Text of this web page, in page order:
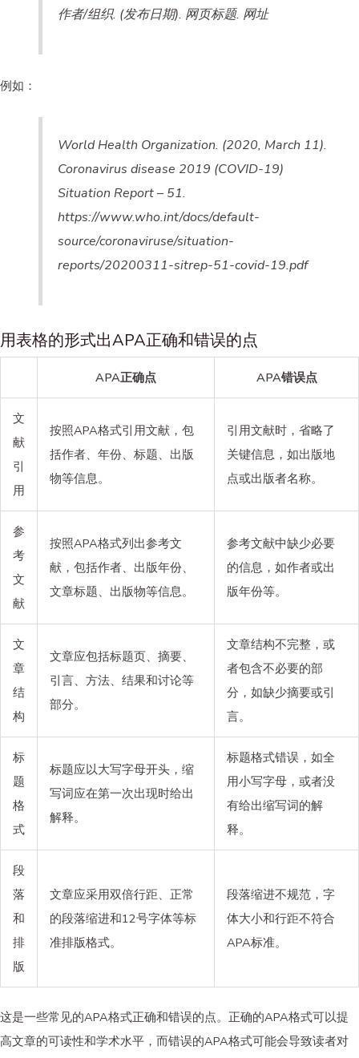
作者/组织. (发布日期). 网页标题. 网址
例如：
World Health Organization. (2020, March 11).
Coronavirus disease 2019 (COVID-19)
Situation Report – 51.
https://www.who.int/docs/default-
source/coronaviruse/situation-
reports/20200311-sitrep-51-covid-19.pdf
用表格的形式出APA正确和错误的点
APA正确点 APA错误点
文
献
引
用
按照APA格式引用文献，包
括作者、年份、标题、出版
物等信息。
引用文献时，省略了
关键信息，如出版地
点或出版者名称。
参
考
文
献
按照APA格式列出参考文
献，包括作者、出版年份、
文章标题、出版物等信息。
参考文献中缺少必要
的信息，如作者或出
版年份等。
文
章
结
构
文章应包括标题页、摘要、
引言、方法、结果和讨论等
部分。
文章结构不完整，或
者包含不必要的部
分，如缺少摘要或引
言。
标
题
格
式
标题应以大写字母开头，缩
写词应在第一次出现时给出
解释。
标题格式错误，如全
用小写字母，或者没
有给出缩写词的解
释。
段
落
和
排
版
文章应采用双倍行距、正常
的段落缩进和12号字体等标
准排版格式。
段落缩进不规范，字
体大小和行距不符合
APA标准。
这是一些常见的APA格式正确和错误的点。正确的APA格式可以提
高文章的可读性和学术水平，而错误的APA格式可能会导致读者对